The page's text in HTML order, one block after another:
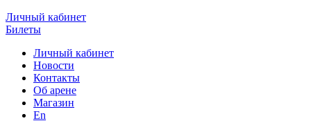
Личный кабинет
Билеты
Личный кабинет
Новости
Контакты
Об арене
Магазин
En